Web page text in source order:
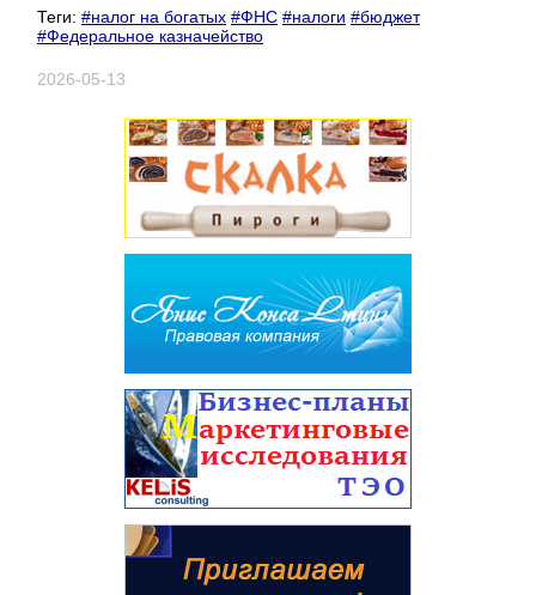
Теги: #налог на богатых #ФНС #налоги #бюджет
#Федеральное казначейство
2026-05-13